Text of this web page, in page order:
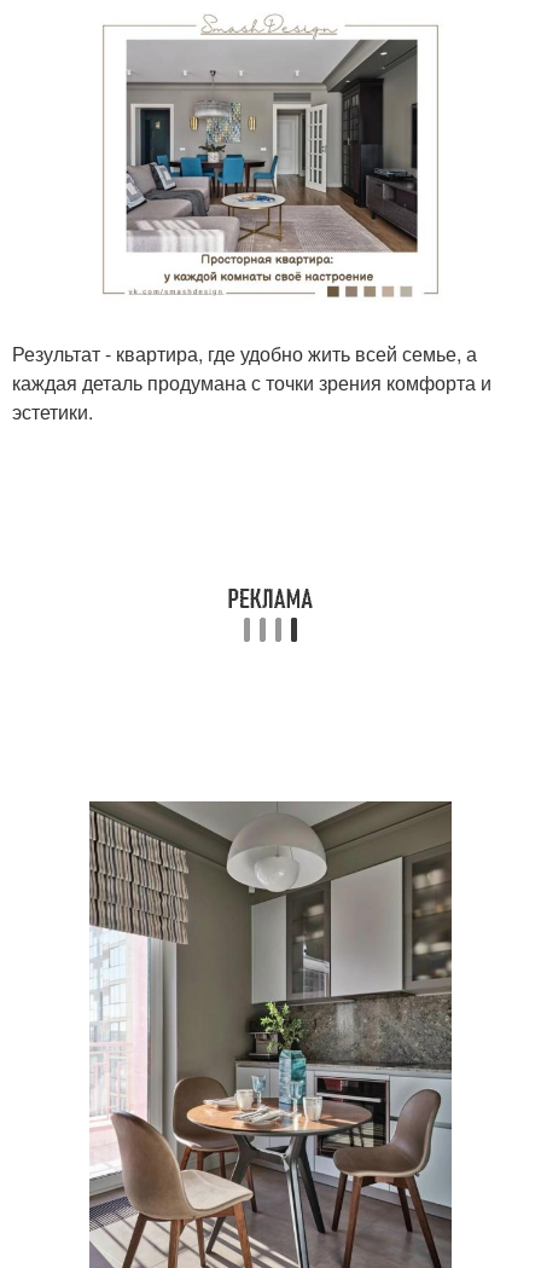
Результат - квартира, где удобно жить всей семье, а
каждая деталь продумана с точки зрения комфорта и
эстетики.